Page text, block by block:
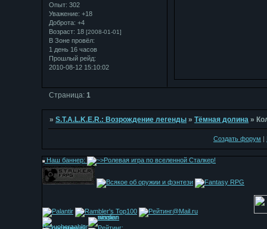
Опыт: 302
Уважение: +18
Доброта: +4
Возраст: 18 [2008-01-01]
В Зоне провёл:
1 день 16 часов
Прошлый рейд:
2010-08-12 15:10:02
Страница: 1
»S.T.A.L.K.E.R.: Возрождение легенды »Тёмная долина »
Создать форум |
Наш баннер: